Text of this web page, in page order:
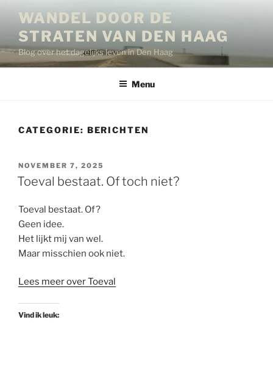
inhoud
WANDEL DOOR DE
STRATEN VAN DEN HAAG
Blog over het dagelijks leven in Den Haag
Menu
CATEGORIE: BERICHTEN
GEPLAATST
OP
NOVEMBER 7, 2025
Toeval bestaat. Of toch niet?
Toeval bestaat. Of?
Geen idee.
Het lijkt mij van wel.
Maar misschien ook niet.
Lees meer over Toeval
Vind ik leuk: